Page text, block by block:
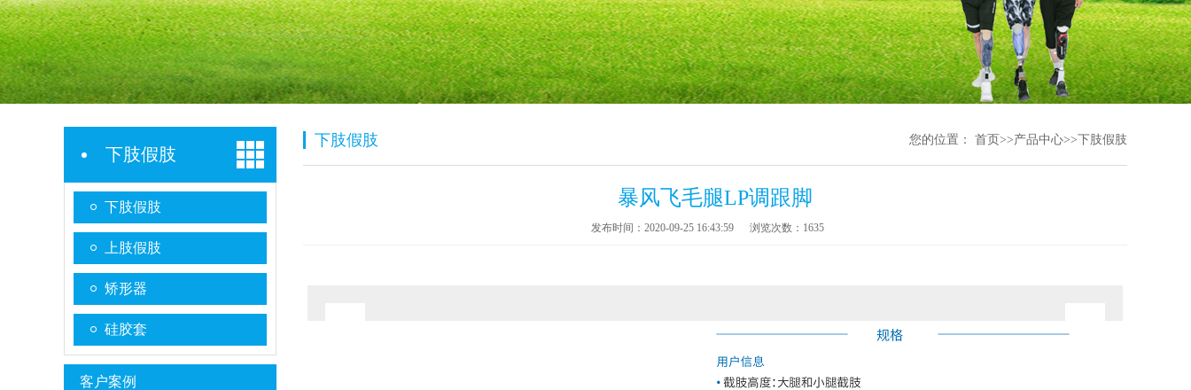
下肢假肢
下肢假肢
上肢假肢
矫形器
硅胶套
客户案例
下肢假肢 您的位置： 首页 >>产品中心>>下肢假肢
暴风飞毛腿LP调跟脚
发布时间：2020-09-25 16:43:59 浏览次数：1635